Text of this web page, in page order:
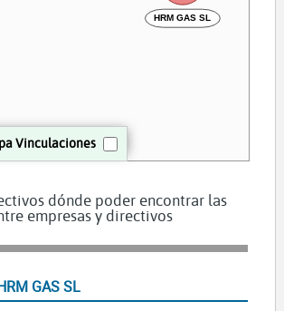
Vinculaciones
HRM GAS SL
dónde poder encontrar las
empresas y directivos
GAS SL